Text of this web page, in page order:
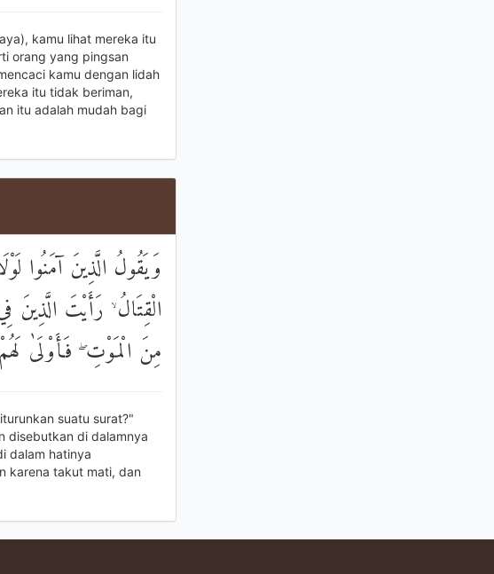
kamu lihat mereka itu
orang yang pingsan
kamu dengan lidah
itu tidak beriman,
itu adalah mudah bagi
وَيَقُولُ الَّذِينَ آمَنُوا
الْقِتَالُ ۙ رَأَيْتَ
مِنَ الْمَوْتِ ۖ فَأَوْلَىٰ لَهُمْ
suatu surat?"
disebutkan di dalamnya
dalam hatinya
karena takut mati, dan